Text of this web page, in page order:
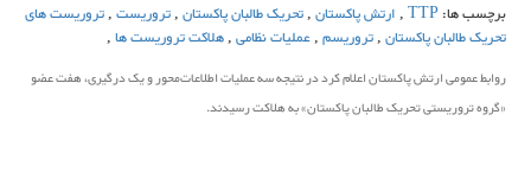
برچسب ها:TTP
,ارتش پاکستان,تحریک طالبان پاکستان,تروریست,تروریست های
تحریک طالبان پاکستان,تروریسم,عملیات نظامی,هلاکت تروریست ها,
روابط ‌عمومی ارتش پاکستان اعلام کرد در نتیجه سه عملیات اطلاعات‌محور و یک درگیری، هفت عضو
«گروه تروریستی تحریک طالبان پاکستان» به هلاکت رسیدند.